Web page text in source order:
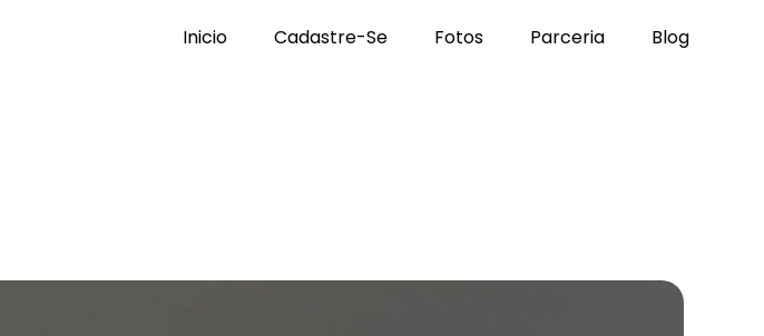
Inicio Cadastre-Se Fotos Parceria Blog